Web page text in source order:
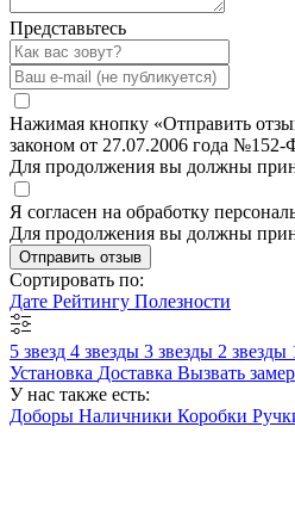
Представьтесь
Нажимая кнопку «Отправить
законом от 27.07.2006 года
Для продолжения вы должны
Я согласен на обработку
Для продолжения вы должны
Отправить отзыв
Сортировать по:
Дате Рейтингу Полезности
5 звезд 4 звезды 3 звезды 2 звезды
Установка Доставка Вызвать
У нас также есть:
Доборы Наличники Коробки